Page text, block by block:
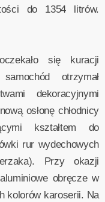
do 1354 litrów.
się kuracji
otrzymał
dekoracyjnymi
osłonę chłodnicy
kształtem do
rur wydechowych
Przy okazji
obręcze w
kolorów karoserii. Na